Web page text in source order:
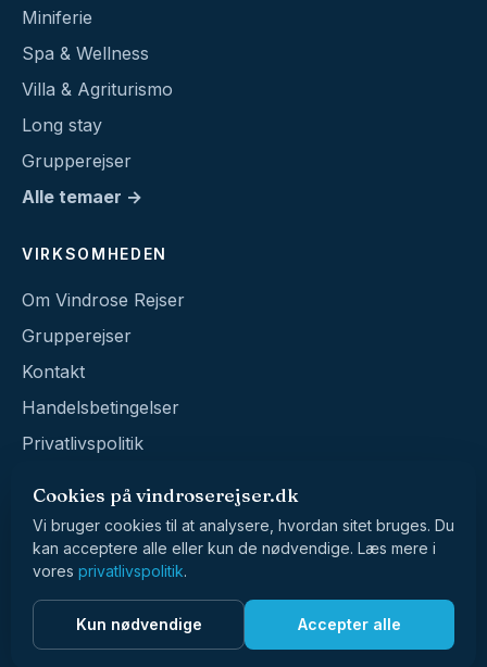
Miniferie
Spa & Wellness
Villa & Agriturismo
Long stay
Grupperejser
Alle temaer →
VIRKSOMHEDEN
Om Vindrose Rejser
Grupperejser
Kontakt
Handelsbetingelser
Privatlivspolitik
© 2026 Vindrose Rejser · CVR 39017229
Vester Voldgade 90 · 1552 København V
Cookies på vindroserejser.dk
Vi bruger cookies til at analysere, hvordan sitet bruges. Du
kan acceptere alle eller kun de nødvendige. Læs mere i
vores privatlivspolitik.
Kun nødvendige Accepter alle